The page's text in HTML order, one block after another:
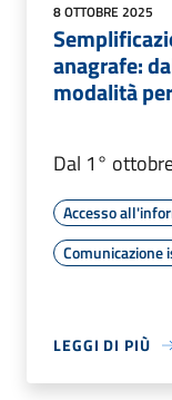
8 OTTOBRE 2025
anagrafe:
modalità
Dal 1°
Accesso
Comunicazione
LEGGI DI PIÙ